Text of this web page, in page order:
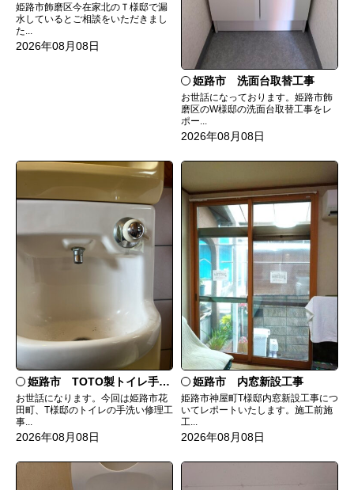
姫路市飾磨区今在家北のＴ様邸で漏
水しているとご相談をいただきまし
た...
2026年08月08日
姫路市 洗面台取替工事
お世話になっております。姫路市飾
磨区のW様邸の洗面台取替工事をレ
ポー...
2026年08月08日
姫路市 TOTO製トイレ手洗いの水漏れ修理
お世話になります。今回は姫路市花
田町、T様邸のトイレの手洗い修理工
事...
2026年08月08日
姫路市 内窓新設工事
姫路市神屋町T様邸内窓新設工事につ
いてレポートいたします。施工前施
工...
2026年08月08日